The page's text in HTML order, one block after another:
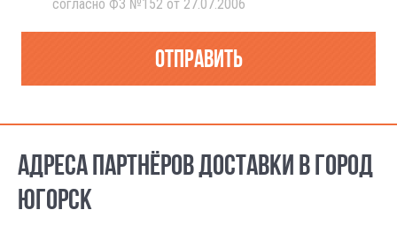
согласно ФЗ №152 от 27.07.2006
Отправить
АДРЕСА ПАРТНЁРОВ ДОСТАВКИ В ГОРОД
ЮГОРСК